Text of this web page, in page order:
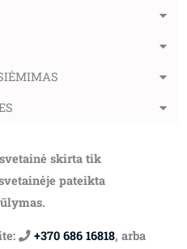
skirta tik
pateikta
+370 686 16818, arba